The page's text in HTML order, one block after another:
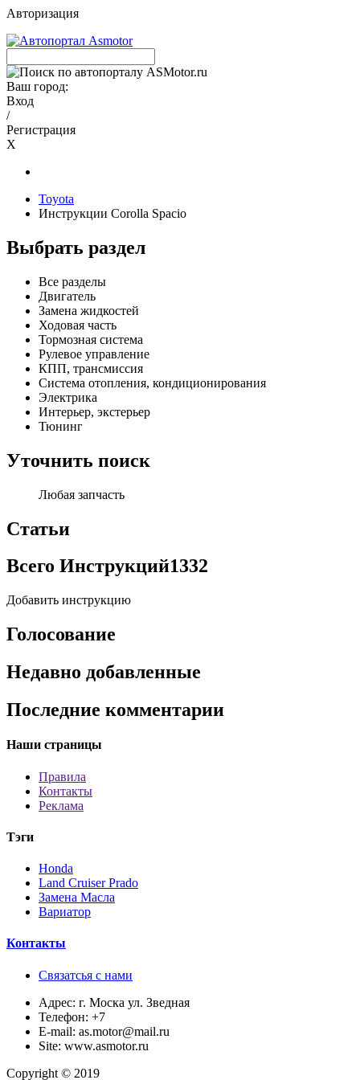
Авторизация
Ваш город:
Вход
/
Регистрация
X
Toyota
Инструкции Corolla Spacio
Выбрать раздел
Все разделы
Двигатель
Замена жидкостей
Ходовая часть
Тормозная система
Рулевое управление
КПП, трансмиссия
Система отопления, кондиционирования
Электрика
Интерьер, экстерьер
Тюнинг
Уточнить поиск
Любая запчасть
Статьи
Всего Инструкций1332
Добавить инструкцию
Голосование
Недавно добавленные
Последние комментарии
Наши страницы
Правила
Контакты
Реклама
Тэги
Honda
Land Cruiser Prado
Замена Масла
Вариатор
Контакты
Связатсья с нами
Адрес: г. Моска ул. Зведная
Телефон: +7
E-mail: as.motor@mail.ru
Site: www.asmotor.ru
Copyright © 2019